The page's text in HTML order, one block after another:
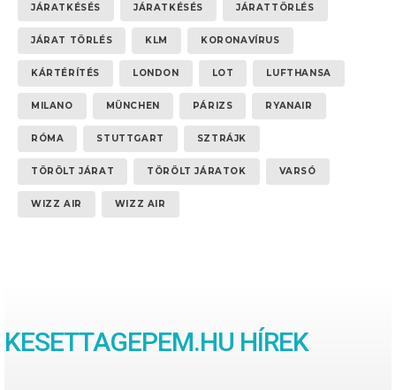
JÁRATKÉSÉS JÁRATKÉSÉS JÁRATTÖRLÉS
JÁRAT TÖRLÉS KLM KORONAVÍRUS
KÁRTÉRÍTÉS LONDON LOT LUFTHANSA
MILANO MÜNCHEN PÁRIZS RYANAIR
RÓMA STUTTGART SZTRÁJK
TÖRÖLT JÁRAT TÖRÖLT JÁRATOK VARSÓ
WIZZ AIR WIZZ AIR
KESETTAGEPEM.HU HÍREK